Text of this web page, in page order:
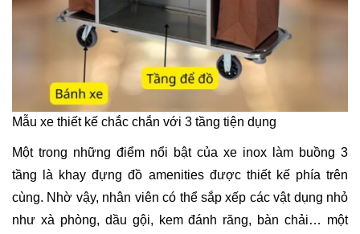
Mẫu xe thiết kế chắc chắn với 3 tầng tiện dụng
Một trong những điểm nổi bật của xe inox làm buồng 3
tầng là khay đựng đồ amenities được thiết kế phía trên
cùng. Nhờ vậy, nhân viên có thể sắp xếp các vật dụng nhỏ
như xà phòng, dầu gội, kem đánh răng, bàn chải… một